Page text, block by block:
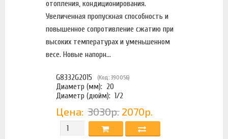
отопления, кондиционирования.
Увеличенная пропускная способность и
повышенное сопротивление сжатию при
высоких температурах и уменьшенном
весе. Новые напорн...
G8332G2015 (Код: 390056)
Диаметр (мм): 20
Диаметр (дюйм):1/2
Цена:3030р. 2070р.